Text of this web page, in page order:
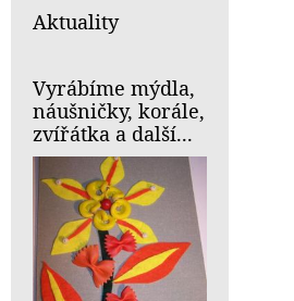
Aktuality
Vyrábíme mýdla,
náušničky, korále,
zvířátka a další...